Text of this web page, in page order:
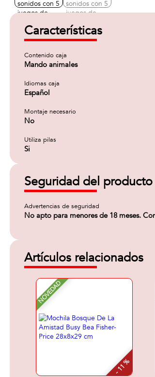
Características
Contenido caja
Mando animales
Idiomas caja
Español
Montaje necesario
No
Utiliza pilas
Si
Seguridad del producto
Advertencias de seguridad
No apto para menores de 18 meses.
Artículos relacionados
NOVEDAD
- 11 %